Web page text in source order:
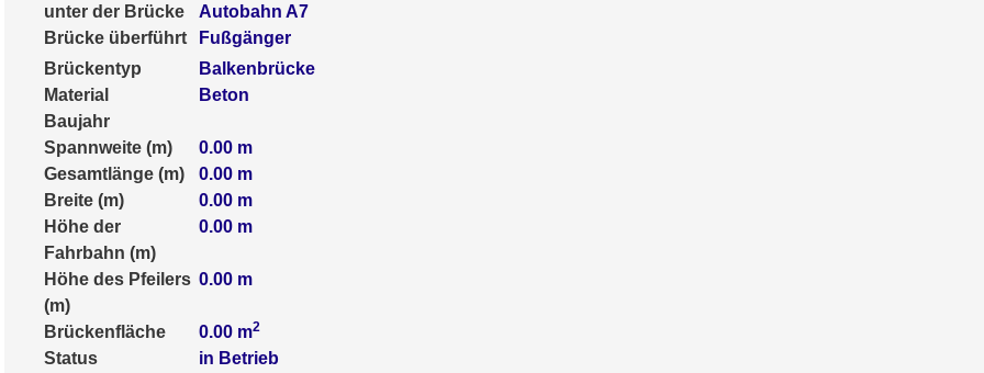
unter der Brücke
Autobahn A7
Brücke überführt
Fußgänger
Brückentyp
Balkenbrücke
Material
Beton
Baujahr
Spannweite (m)
0.00 m
Gesamtlänge (m)
0.00 m
Breite (m)
0.00 m
Höhe der
Fahrbahn (m)
0.00 m
Höhe des Pfeilers
(m)
0.00 m
Brückenfläche 0.00 m2
Status
in Betrieb